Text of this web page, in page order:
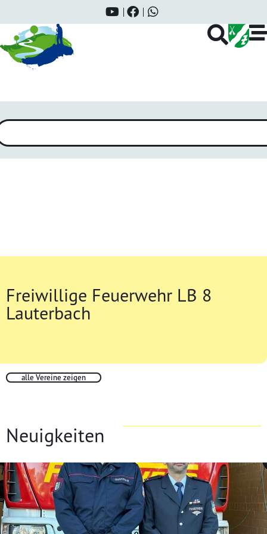
Freiwillige Feuerwehr LB 8
Lauterbach
alle Vereine zeigen
Neuigkeiten